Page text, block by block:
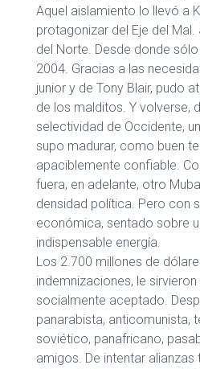
Aquel aislamiento lo llevó a
protagonizar del Eje del
del Norte. Desde donde
2004. Gracias a las
junior y de Tony Blair, pudo
de los malditos. Y volverse,
selectividad de Occidente,
supo madurar, como buen
apaciblemente confiable.
fuera, en adelante, otro
densidad política. Pero con
económica, sentado sobre
indispensable energía.
Los 2.700 millones de
indemnizaciones, le
socialmente aceptado.
panarabista, anticomunista,
soviético, panafricano,
amigos. De intentar